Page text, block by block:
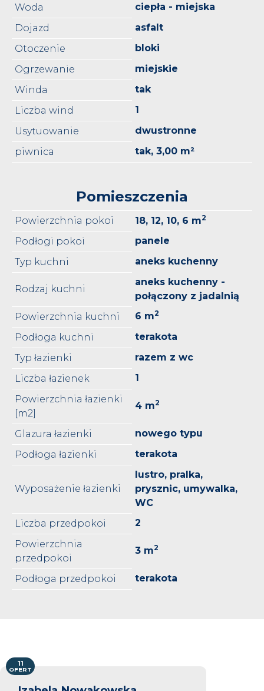
Woda
ciepła - miejska
Dojazd
asfalt
Otoczenie
bloki
Ogrzewanie
miejskie
Winda
tak
Liczba wind
1
Usytuowanie
dwustronne
piwnica
tak, 3,00 m²
Pomieszczenia
Powierzchnia pokoi 18, 12, 10, 6 m2
Podłogi pokoi
panele
Typ kuchni
aneks kuchenny
Rodzaj kuchni
aneks kuchenny -
połączony z jadalnią
Powierzchnia kuchni
6 m2
Podłoga kuchni
terakota
Typ łazienki
razem z wc
Liczba łazienek
1
Powierzchnia łazienki
[m2]
4 m2
Glazura łazienki
nowego typu
Podłoga łazienki
terakota
Wyposażenie łazienki
lustro, pralka,
prysznic, umywalka,
WC
Liczba przedpokoi
2
Powierzchnia
przedpokoi
3 m2
Podłoga przedpokoi terakota
11
OFERT